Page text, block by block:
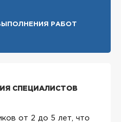
РАБОТ
СПЕЦИАЛИСТОВ
от 2 до 5 лет, что